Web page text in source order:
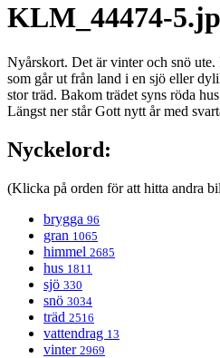
KLM_44474-
Nyårskort. Det är vinter och snö
som går ut från land i en sjö eller
stor träd. Bakom trädet syns röda
Längst ner står Gott nytt år med
Nyckelord:
(Klicka på orden för att hitta andra
brygga 96
gran 1065
himmel 2685
hus 1811
sjö 330
snö 3034
träd 2516
vattendrag 13
vinter 2969